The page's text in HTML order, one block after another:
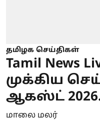
தமிழக செய்திகள்
Tamil
முக்கிய
ஆகஸ்ட்
மாலை மலர்